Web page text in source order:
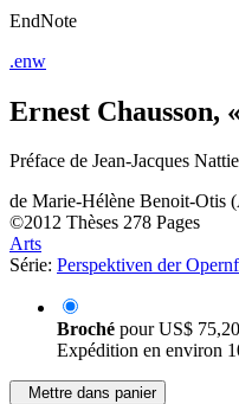
EndNote
.enw
Ernest Chausson,
Préface de Jean-Jacques
de Marie-Hélène Benoit-Otis
©2012 Thèses 278 Pages
Arts
Série: Perspektiven der
Broché pourUS$ 75,20
Expédition en environ
Mettre dans panier